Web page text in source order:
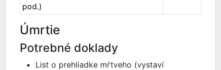
pod.)
Úmrtie
Potrebné doklady
List o prehliadke mŕtveho (vystaví